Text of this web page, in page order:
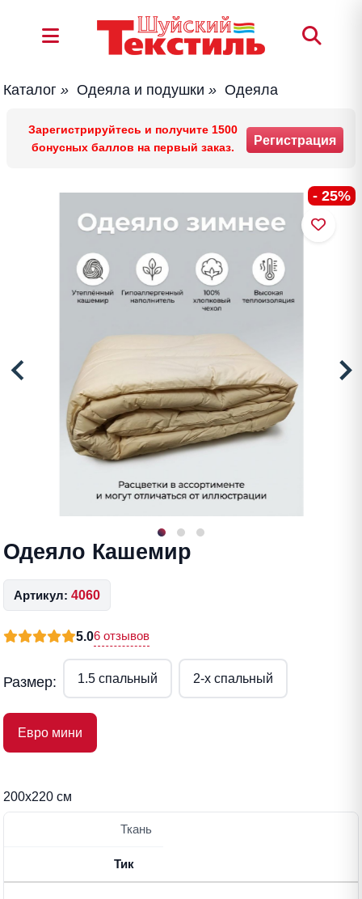
Каталог » Одеяла и подушки » Одеяла
Зарегистрируйтесь и получите 1500
бонусных баллов на первый заказ.
Регистрация
- 25%
Одеяло Кашемир
Артикул: 4060
5.06 отзывов
Размер: 1.5 спальный 2-x спальный
Евро мини
200х220 см
Ткань
Тик